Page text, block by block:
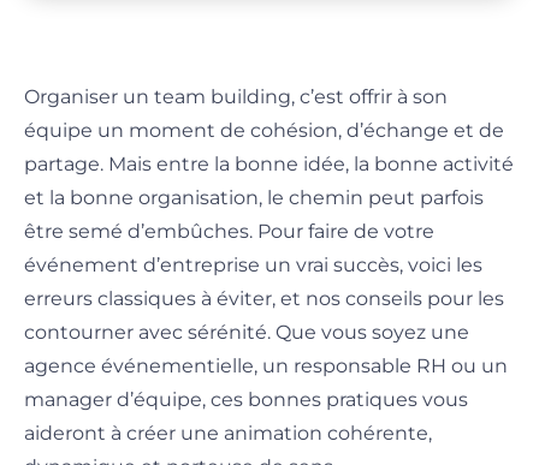
Organiser un team building, c’est offrir à son
équipe un moment de cohésion, d’échange et de
partage. Mais entre la bonne idée, la bonne activité
et la bonne organisation, le chemin peut parfois
être semé d’embûches. Pour faire de votre
événement d’entreprise un vrai succès, voici les
erreurs classiques à éviter, et nos conseils pour les
contourner avec sérénité. Que vous soyez une
agence événementielle, un responsable RH ou un
manager d’équipe, ces bonnes pratiques vous
aideront à créer une animation cohérente,